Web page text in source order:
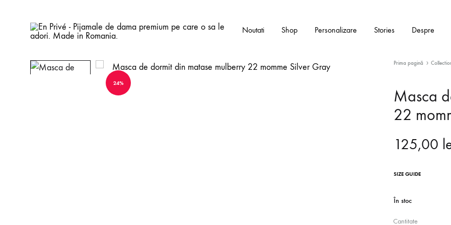
Privé
-
de
dama
Noutati Shop Personalizare Stories Despre
24%
Prima pagină
Masca
22
125,00
SIZE GUIDE
În stoc
Cantitate